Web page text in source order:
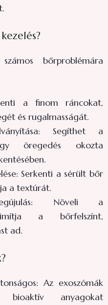
bőrproblémára
a finom ráncokat,
és rugalmasságát.
Segíthet a
öregedés okozta
Serkenti a sérült bőr
a textúrát.
Növeli a
a bőrfelszínt,
ad.
Az exoszómák
bioaktív anyagokat